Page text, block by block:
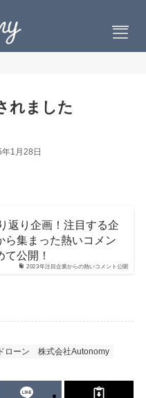
れました
1月28日
2023年注目企業からの熱いコメント公開
返り企画！注目する企
ら集まった熱いコメン
て公開！
ローン 株式会社Autonomy